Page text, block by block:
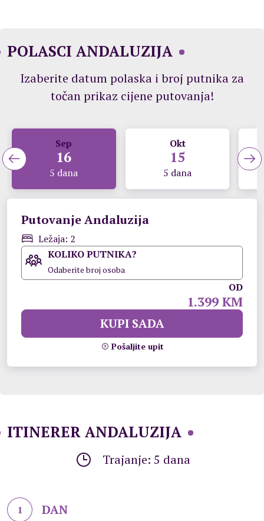
POLASCI ANDALUZIJA
Izaberite datum polaska i broj putnika za
točan prikaz cijene putovanja!
Sep
16
5 dana
Okt
15
5 dana
Putovanje Andaluzija
Ležaja: 2
KOLIKO PUTNIKA?
Odaberite broj osoba
OD
1.399 KM
KUPI SADA
Pošaljite upit
ITINERER ANDALUZIJA
Trajanje: 5 dana
1
DAN